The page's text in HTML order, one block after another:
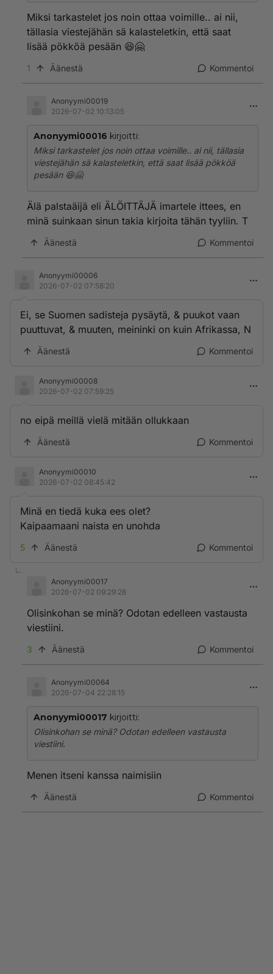
kysyy- mies vastaa akselilla. Miltä se tuntuu sinusta
Miksi tarkastelet jos noin ottaa voimille.. ai nii,
tällasia viestejähän sä kalasteletkin, että saat
lisää pökköä pesään 😆🤗
1 Äänestä Kommentoi
Anonyymi00019
2026-07-02 10:13:05
Anonyymi00016 kirjoitti:
Miksi tarkastelet jos noin ottaa voimille.. ai nii, tällasia
viestejähän sä kalasteletkin, että saat lisää pökköä
pesään 😆🤗
Älä palstaäijä eli ÄLÖITTÄJÄ imartele ittees, en
minä suinkaan sinun takia kirjoita tähän tyyliin. T
Äänestä Kommentoi
Anonyymi00006
2026-07-02 07:58:20
Ei, se Suomen sadisteja pysäytä, & puukot vaan
puuttuvat, & muuten, meininki on kuin Afrikassa, N
Äänestä Kommentoi
Anonyymi00008
2026-07-02 07:59:25
no eipä meillä vielä mitään ollukkaan
Äänestä Kommentoi
Anonyymi00010
2026-07-02 08:45:42
Minä en tiedä kuka ees olet?
Kaipaamaani naista en unohda
5 Äänestä Kommentoi
Anonyymi00017
2026-07-02 09:29:28
Olisinkohan se minä? Odotan edelleen vastausta
viestiini.
3 Äänestä Kommentoi
Anonyymi00064
2026-07-04 22:28:15
Anonyymi00017 kirjoitti:
Olisinkohan se minä? Odotan edelleen vastausta
viestiini.
Menen itseni kanssa naimisiin
Äänestä Kommentoi